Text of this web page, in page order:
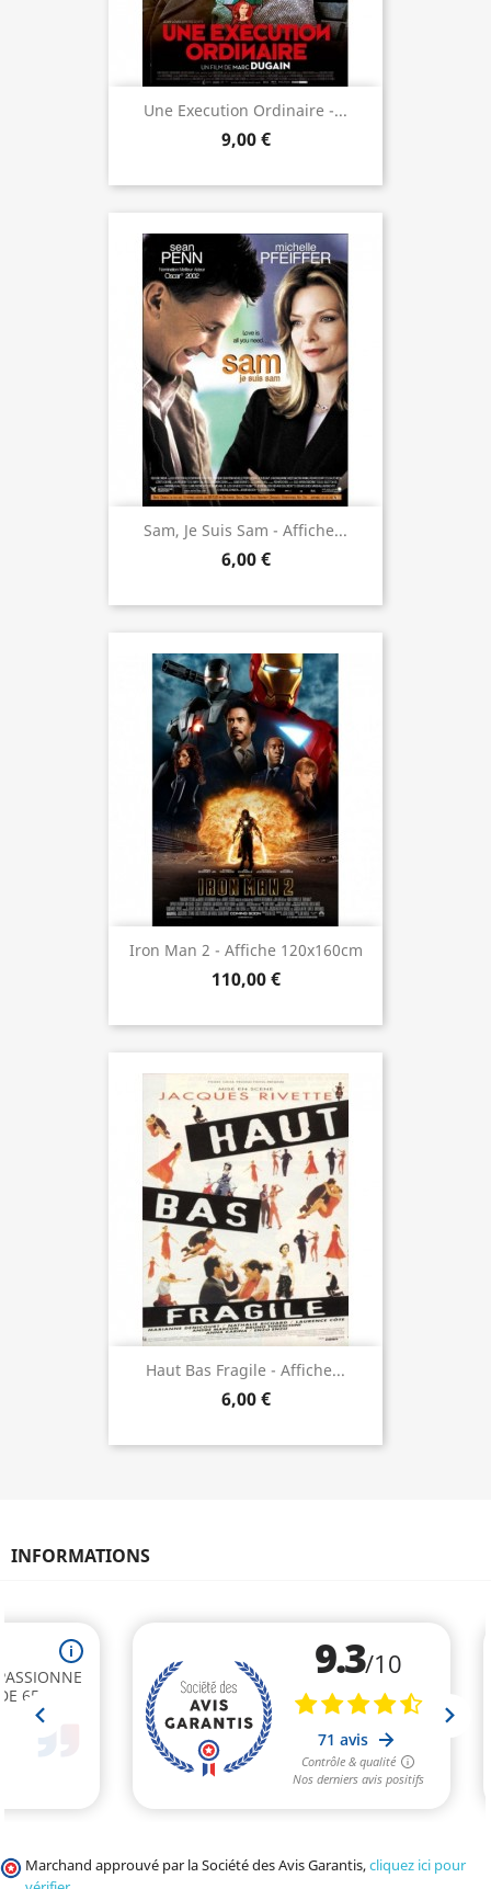
Une Execution Ordinaire -...
9,00 €
Sam, Je Suis Sam - Affiche...
6,00 €
Iron Man 2 - Affiche 120x160cm
110,00 €
Haut Bas Fragile - Affiche...
6,00 €
INFORMATIONS
Marchand approuvé par la Société des Avis Garantis,cliquez ici pour